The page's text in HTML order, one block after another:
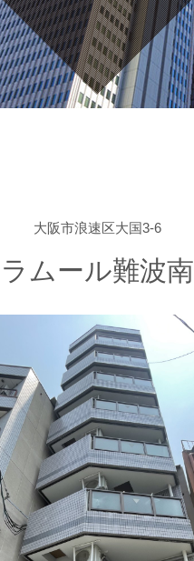
大阪市浪速区大国3-6
ラムール難波南